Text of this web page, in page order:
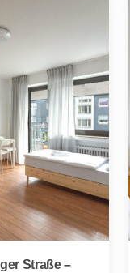
Straße –